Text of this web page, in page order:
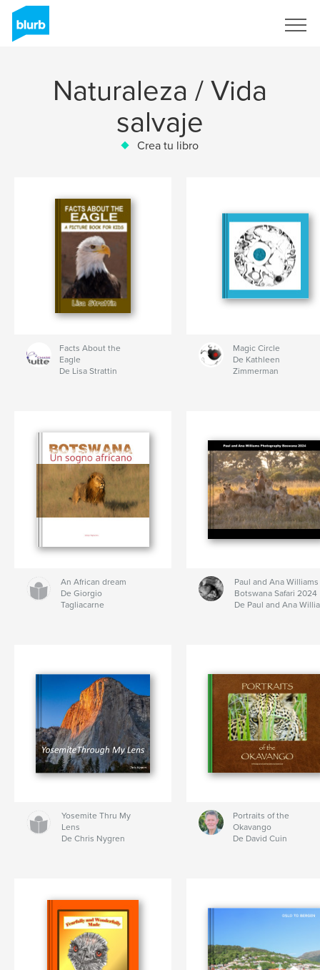
Naturaleza / Vida
salvaje
Crea tu libro
Facts About the
Eagle
De Lisa Strattin
Magic Circle
De Kathleen
Zimmerman
An African dream
De Giorgio
Tagliacarne
Paul and Ana Williams
Botswana Safari 2024
De Paul and Ana
Yosemite Thru My
Lens
De Chris Nygren
Portraits of the
Okavango
De David Cuin